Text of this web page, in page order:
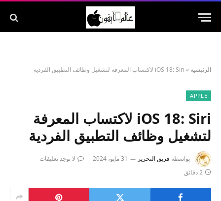
الرئيسية » iOS 18: Siri لاكتساب المعرفة لتشغيل وظائف التطبيق الفردية
APPLE
iOS 18: Siri لاكتساب المعرفة
لتشغيل وظائف التطبيق الفردية
بواسطة فريق التحرير 31 مايو، 2024
لا توجد تعليقات
2 دقائق